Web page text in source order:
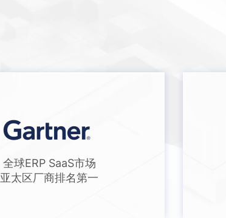
全球ERP SaaS市场
亚太区厂商排名第一